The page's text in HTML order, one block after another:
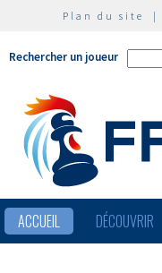
Plan du site |
Rechercher un joueur
ACCUEIL DÉCOUVRIR